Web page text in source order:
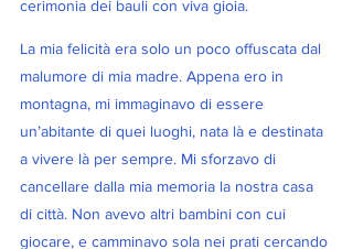
cerimonia dei bauli con viva gioia.
La mia felicità era solo un poco offuscata dal
malumore di mia madre. Appena ero in
montagna, mi immaginavo di essere
un’abitante di quei luoghi, nata là e destinata
a vivere là per sempre. Mi sforzavo di
cancellare dalla mia memoria la nostra casa
di città. Non avevo altri bambini con cui
giocare, e camminavo sola nei prati cercando